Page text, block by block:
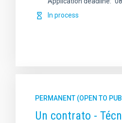
In process
PERMANENT (OPEN TO
Un contrato -